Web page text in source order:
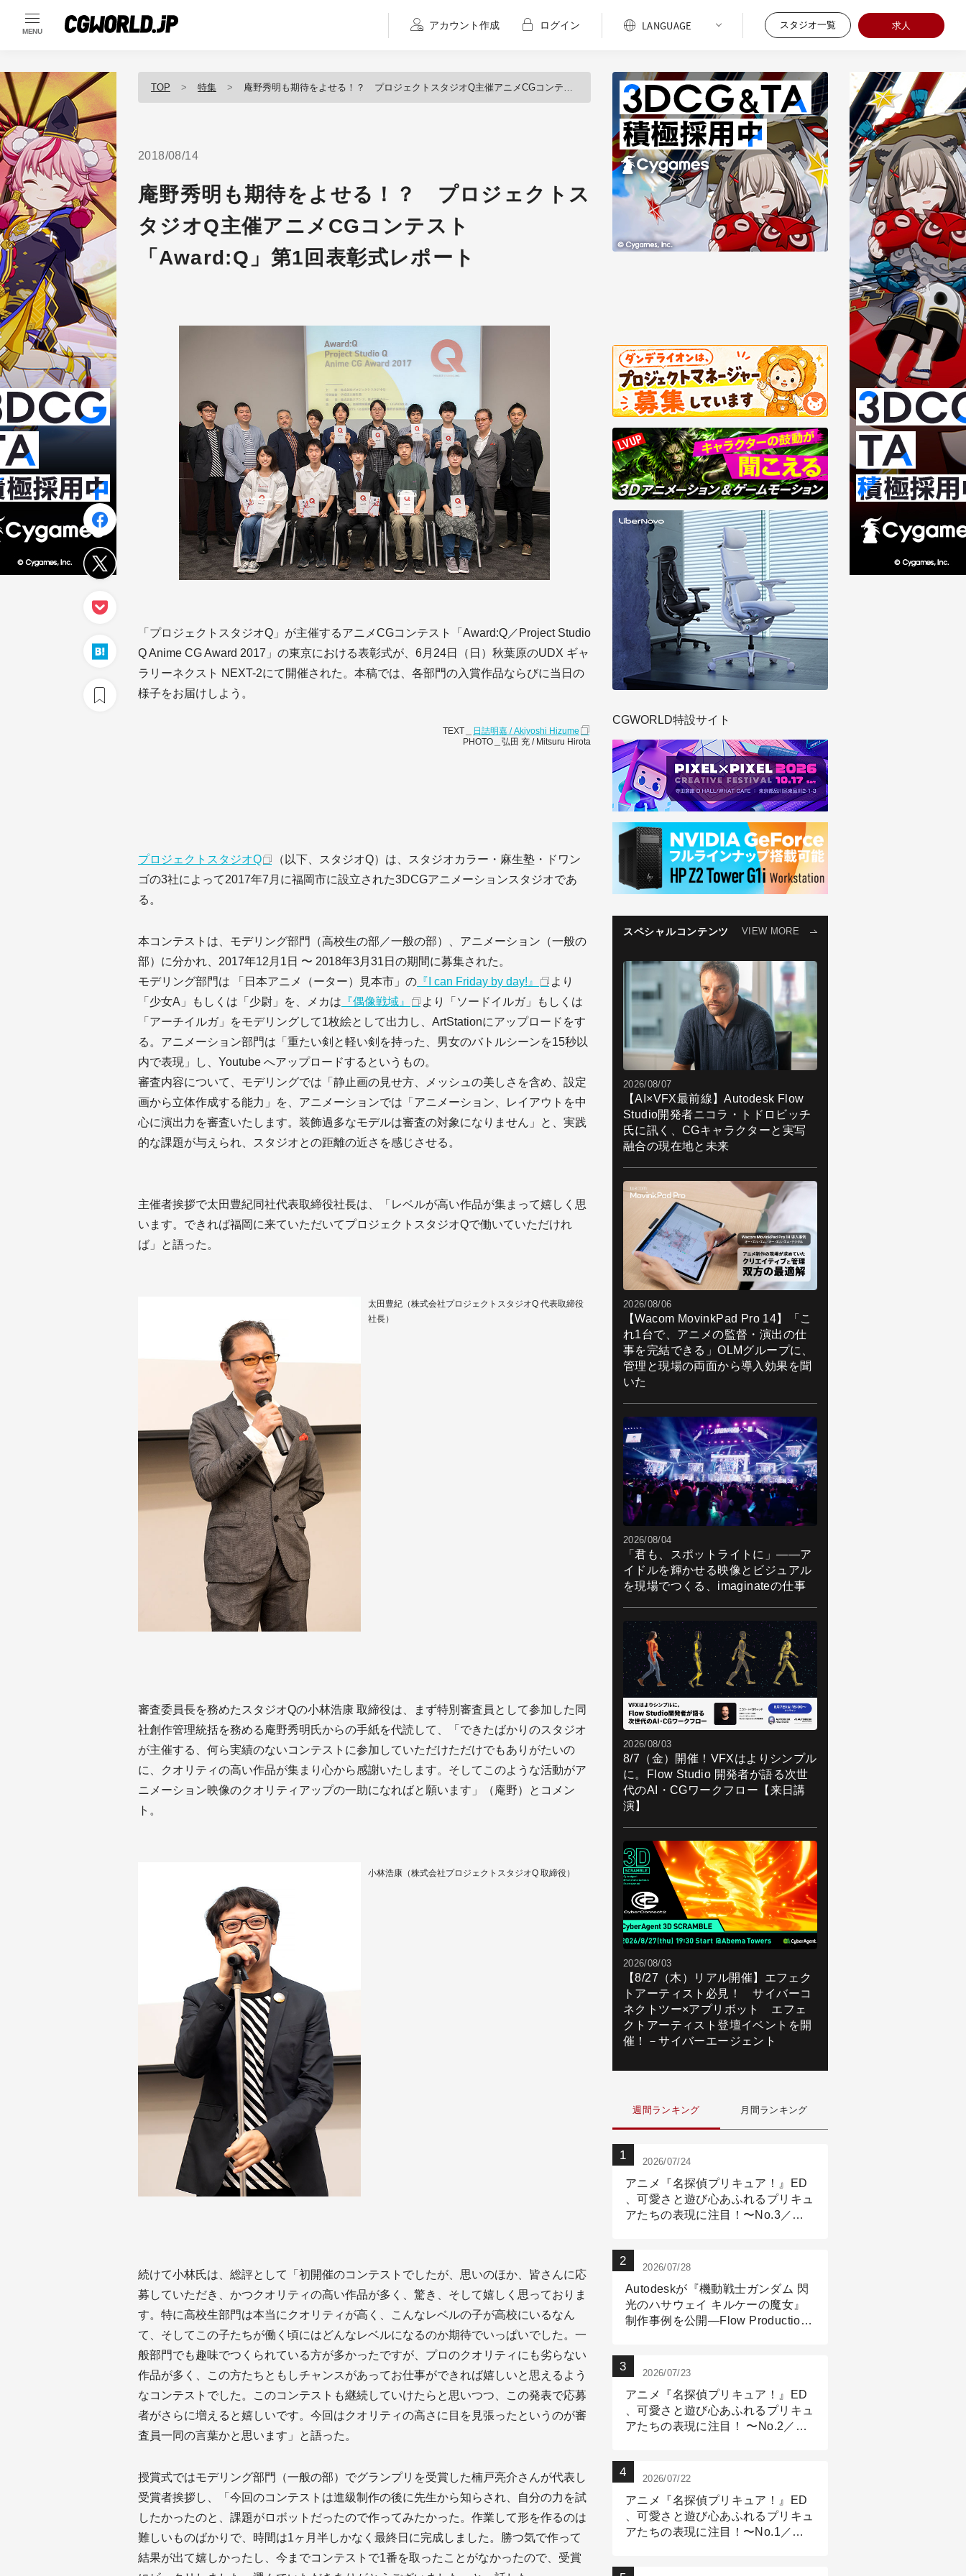
MENU
アカウント作成 ログイン スタジオ一覧 求人
TOP 特集 庵野秀明も期待をよせる！？ プロジェクトスタジオQ主催アニメCGコンテスト「Award:Q」第1回表彰式レポート
2018/08/14
庵野秀明も期待をよせる！？ プロジェクトス
タジオQ主催アニメCGコンテスト
「Award:Q」第1回表彰式レポート
「プロジェクトスタジオQ」が主催するアニメCGコンテスト「Award:Q／Project Studio
Q Anime CG Award 2017」の東京における表彰式が、6月24日（日）秋葉原のUDX ギャ
ラリーネクスト NEXT-2にて開催された。本稿では、各部門の入賞作品ならびに当日の
様子をお届けしよう。
TEXT＿
日詰明嘉 / Akiyoshi Hizume
PHOTO＿弘田 充 / Mitsuru Hirota
プロジェクトスタジオQ
（以下、スタジオQ）は、スタジオカラー・麻生塾・ドワン
ゴの3社によって2017年7月に福岡市に設立された3DCGアニメーションスタジオであ
る。
本コンテストは、モデリング部門（高校生の部／一般の部）、アニメーション（一般の
部）に分かれ、2017年12月1日 〜 2018年3月31日の期間に募集された。
モデリング部門は 「日本アニメ（ーター）見本市」の 『I can Friday by day!』
より
「少女A」もしくは「少尉」を、メカは 『偶像戦域』
より「ソードイルガ」もしくは
「アーチイルガ」をモデリングして1枚絵として出力し、ArtStationにアップロードをす
る。アニメーション部門は「重たい剣と軽い剣を持った、男女のバトルシーンを15秒以
内で表現」し、Youtube へアップロードするというもの。
審査内容について、モデリングでは「静止画の見せ方、メッシュの美しさを含め、設定
画から立体作成する能力」を、アニメーションでは「アニメーション、レイアウトを中
心に演出力を審査いたします。装飾過多なモデルは審査の対象になりません」と、実践
的な課題が与えられ、スタジオとの距離の近さを感じさせる。
主催者挨拶で太田豊紀同社代表取締役社長は、「レベルが高い作品が集まって嬉しく思
います。できれば福岡に来ていただいてプロジェクトスタジオQで働いていただけれ
ば」と語った。
太田豊紀（株式会社プロジェクトスタジオQ 代表取締役
社長）
審査委員長を務めたスタジオQの小林浩康 取締役は、まず特別審査員として参加した同
社創作管理統括を務める庵野秀明氏からの手紙を代読して、「できたばかりのスタジオ
が主催する、何ら実績のないコンテストに参加していただけただけでもありがたいの
に、クオリティの高い作品が集まり心から感謝いたします。そしてこのような活動がア
ニメーション映像のクオリティアップの一助になればと願います」（庵野）とコメン
ト。
小林浩康（株式会社プロジェクトスタジオQ 取締役）
続けて小林氏は、総評として「初開催のコンテストでしたが、思いのほか、皆さんに応
募していただき、かつクオリティの高い作品が多く、驚き、そして嬉しく思っておりま
す。特に高校生部門は本当にクオリティが高く、こんなレベルの子が高校にいるなん
て、そしてこの子たちが働く頃にはどんなレベルになるのか期待でいっぱいでした。一
般部門でも趣味でつくられている方が多かったですが、プロのクオリティにも劣らない
作品が多く、この方たちともしチャンスがあってお仕事ができれば嬉しいと思えるよう
なコンテストでした。このコンテストも継続していけたらと思いつつ、この発表で応募
者がさらに増えると嬉しいです。今回はクオリティの高さに目を見張ったというのが審
査員一同の言葉かと思います」と語った。
授賞式ではモデリング部門（一般の部）でグランプリを受賞した楠戸亮介さんが代表し
受賞者挨拶し、「今回のコンテストは進級制作の後に先生から知らされ、自分の力を試
したかったのと、課題がロボットだったので作ってみたかった。作業して形を作るのは
難しいものばかりで、時間は1ヶ月半しかなく最終日に完成しました。勝つ気で作って
結果が出て嬉しかったし、今までコンテストで1番を取ったことがなかったので、受賞
CGWORLD特設サイト
スペシャルコンテンツ VIEW MORE
2026/08/07
【AI×VFX最前線】Autodesk Flow
Studio開発者ニコラ・トドロビッチ
氏に訊く、CGキャラクターと実写
融合の現在地と未来
2026/08/06
【Wacom MovinkPad Pro 14】「こ
れ1台で、アニメの監督・演出の仕
事を完結できる」OLMグループに、
管理と現場の両面から導入効果を聞
いた
2026/08/04
「君も、スポットライトに」――ア
イドルを輝かせる映像とビジュアル
を現場でつくる、imaginateの仕事
2026/08/03
8/7（金）開催！VFXはよりシンプル
に。Flow Studio 開発者が語る次世
代のAI・CGワークフロー【来日講
演】
2026/08/03
【8/27（木）リアル開催】エフェク
トアーティスト必見！ サイバーコ
ネクトツー×アプリボット エフェ
クトアーティスト登壇イベントを開
催！－サイバーエージェント
週間ランキング 月間ランキング
2026/07/24
アニメ『名探偵プリキュア！』ED
、可愛さと遊び心あふれるプリキュ
アたちの表現に注目！〜No.3／ア
2026/07/28
Autodeskが『機動戦士ガンダム 閃
光のハサウェイ キルケーの魔女』
制作事例を公開―Flow Production
2026/07/23
アニメ『名探偵プリキュア！』ED
、可愛さと遊び心あふれるプリキュ
アたちの表現に注目！ 〜No.2／モ
2026/07/22
アニメ『名探偵プリキュア！』ED
、可愛さと遊び心あふれるプリキュ
アたちの表現に注目！〜No.1／演